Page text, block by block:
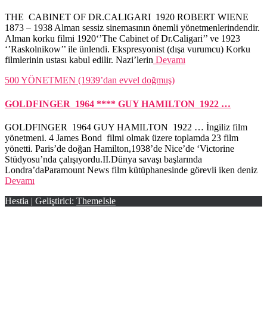
THE CABINET OF DR.CALIGARI 1920 ROBERT WIENE
1873 – 1938 Alman sessiz sinemasının önemli yönetmenlerindendir.
Alman korku filmi 1920‘’The Cabinet of Dr.Caligari’’ ve 1923
‘’Raskolnikow’’ ile ünlendi. Ekspresyonist (dışa vurumcu) Korku
filmlerinin ustası kabul edilir. Nazi’lerin Devamı
500 YÖNETMEN (1939’dan evvel doğmuş)
GOLDFINGER 1964 **** GUY HAMILTON 1922 …
GOLDFINGER 1964 GUY HAMILTON 1922 … İngiliz film
yönetmeni. 4 James Bond filmi olmak üzere toplamda 23 film
yönetti. Paris’de doğan Hamilton,1938’de Nice’de ‘Victorine
Stüdyosu’nda çalışıyordu.II.Dünya savaşı başlarında
Londra’daParamount News film kütüphanesinde görevli iken deniz
Devamı
Hestia | Geliştirici: ThemeIsle